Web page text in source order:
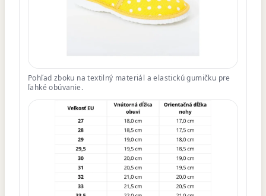
Pohľad zboku na textilný materiál a elastickú gumičku pre
ľahké obúvanie.